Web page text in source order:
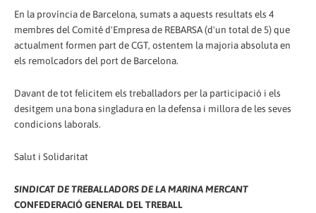
En la província de Barcelona, sumats a aquests resultats els 4
membres del Comité d'Empresa de REBARSA (d'un total de 5) que
actualment formen part de CGT, ostentem la majoria absoluta en
els remolcadors del port de Barcelona.
Davant de tot felicitem els treballadors per la participació i els
desitgem una bona singladura en la defensa i millora de les seves
condicions laborals.
Salut i Solidaritat
SINDICAT DE TREBALLADORS DE LA MARINA MERCANT
CONFEDERACIÓ GENERAL DEL TREBALL